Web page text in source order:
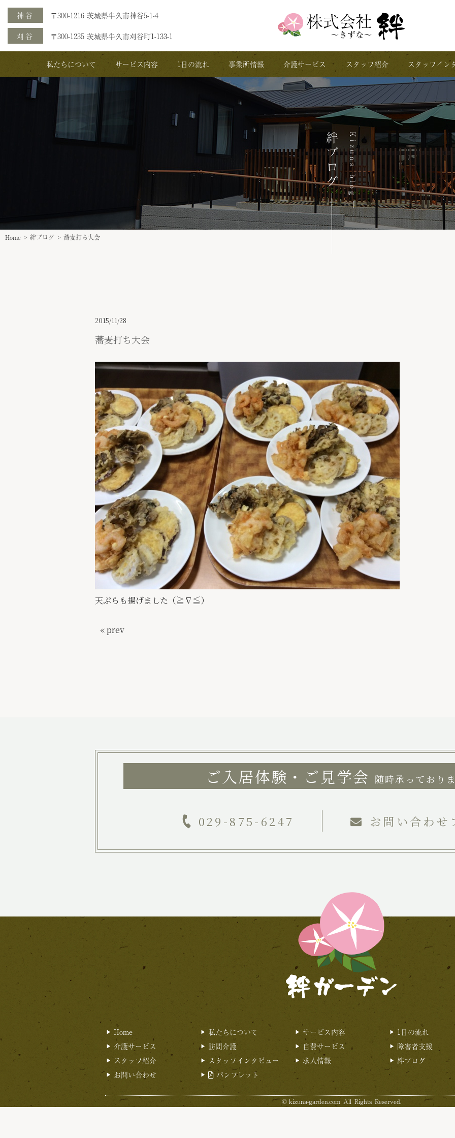
神谷 〒300-1216 茨城県牛久市神谷5-1-4
刈谷 〒300-1235 茨城県牛久市刈谷町1-133-1
私たちについて サービス内容 1日の流れ 事業所情報 介護サービス スタッフ紹介 スタッフイン
Kizuna blog
絆ブログ
Home > 絆ブログ > 蕎麦打ち大会
2015/11/28
蕎麦打ち大会
天ぷらも揚げました（≧∇≦）
« prev
ご入居体験・ご見学会 随時承っておりま
029-875-6247 お問い合わせ
Home 私たちについて サービス内容 1日の流れ
介護サービス
訪問介護 自費サービス 障害者支援
スタッフ紹介
スタッフインタビュー 求人情報 絆ブログ
お問い合わせ
パンフレット
© kizuna-garden.comAll Rights Reserved.